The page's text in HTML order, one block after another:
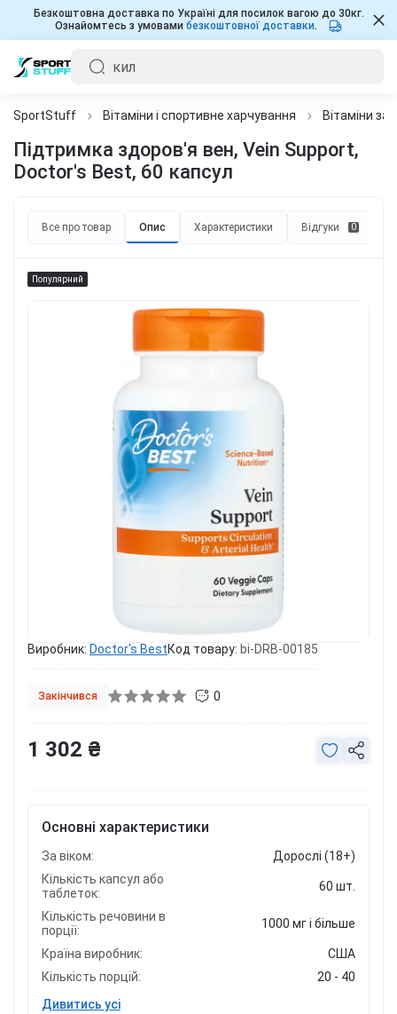
Безкоштовна доставка по Україні для посилок вагою до 30кг.
Ознайомтесь з умовами безкоштовної доставки.
SportStuff Вітаміни і спортивне харчування Вітаміни
Підтримка здоров'я вен, Vein Support,
Doctor's Best, 60 капсул
Все про товар Опис Характеристики Відгуки 0
Популярний
Виробник: Doctor's BestКод товару: bi-DRB-00185
Закінчився 0
Основні характеристики
За віком:
Дорослі (18+)
Кількість капсул або
таблеток:
60 шт.
Кількість речовини в
порції:
1000 мг і більше
Країна виробник:
США
Кількість порцій:
20 - 40
Дивитись усі
1 302 ₴